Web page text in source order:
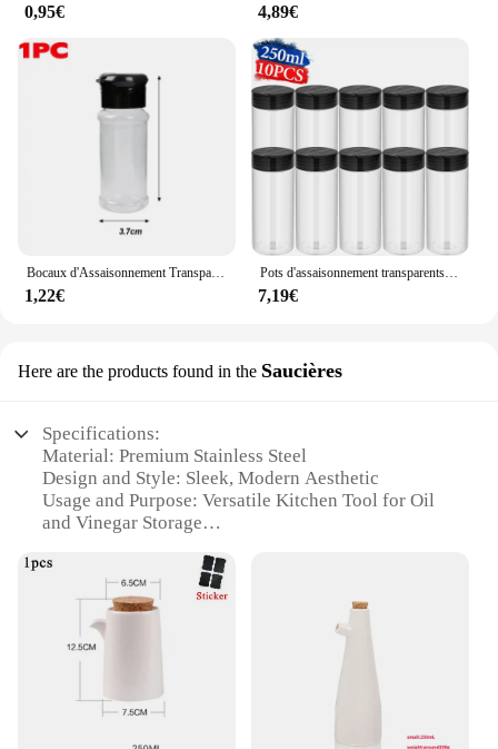
0,95€ 4,89€
Bocaux d'Assaisonnement Transparents de 100ml, Sel, Shaker, Stockage des Épices, Boîtes à Condiments, Gadget de Cuisine Domestique, Facile à Recharger et à Verser
1,22€
Pots d'assaisonnement transparents avec couvercles Shaker, bouteilles de sel, de poivre, d'épices, boîtes de stockage de condiments, conteneur de stockage de poudre
7,19€
Here are the products found in the Saucières
Specifications:
Material: Premium Stainless Steel
Design and Style: Sleek, Modern Aesthetic
Usage and Purpose: Versatile Kitchen Tool for Oil
and Vinegar Storage
Finish
Shape or Size or Weight or Quantity: Compact Size
with Large Capacity
Applicable People: Ideal for Home Cooks and
Professional Chefs
Features:
**Elegant Design and Functionality**